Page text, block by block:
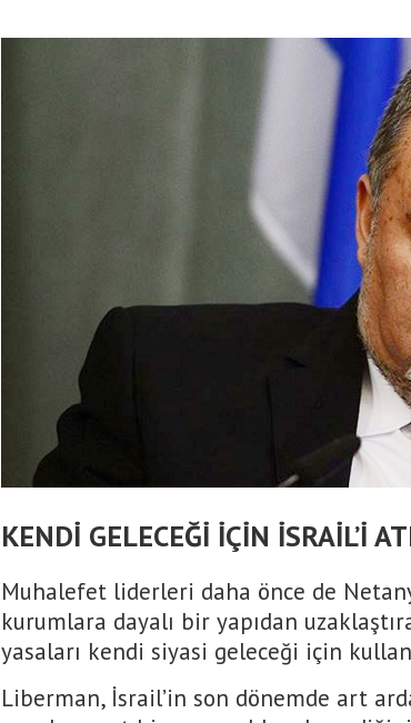
KENDİ GELECEĞİ İÇİN İSRAİL’İ
Muhalefet liderleri daha önce de
kurumlara dayalı bir yapıdan
yasaları kendi siyasi geleceği için
Liberman, İsrail’in son dönemde art